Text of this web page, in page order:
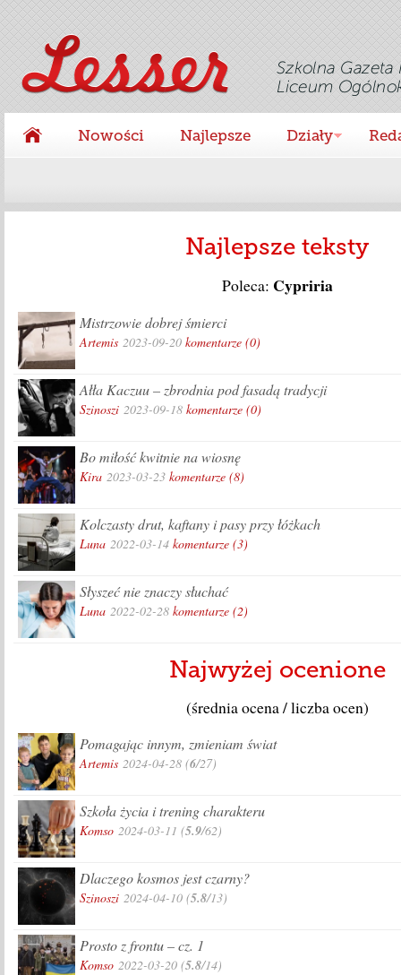
Nowości Najlepsze Działy
Najlepsze teksty
Poleca: Cypriria
Mistrzowie dobrej śmierci
Artemis 2023-09-20 komentarze (0)
Ałła Kaczuu – zbrodnia pod fasadą tradycji
Szinoszi 2023-09-18 komentarze (0)
Bo miłość kwitnie na wiosnę
Kira 2023-03-23 komentarze (8)
Kolczasty drut, kaftany i pasy przy łóżkach
Luna 2022-03-14 komentarze (3)
Słyszeć nie znaczy słuchać
Luna 2022-02-28 komentarze (2)
Najwyżej ocenione
(średnia ocena / liczba ocen)
Pomagając innym, zmieniam świat
Artemis 2024-04-28(6/27)
Szkoła życia i trening charakteru
Komso 2024-03-11 (5.9/62)
Dlaczego kosmos jest czarny?
Szinoszi 2024-04-10(5.8/13)
Prosto z frontu – cz. 1
Komso 2022-03-20(5.8/14)